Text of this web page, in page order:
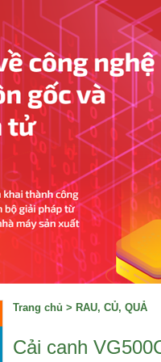
Trang chủ > RAU, CỦ, QUẢ
Cải canh